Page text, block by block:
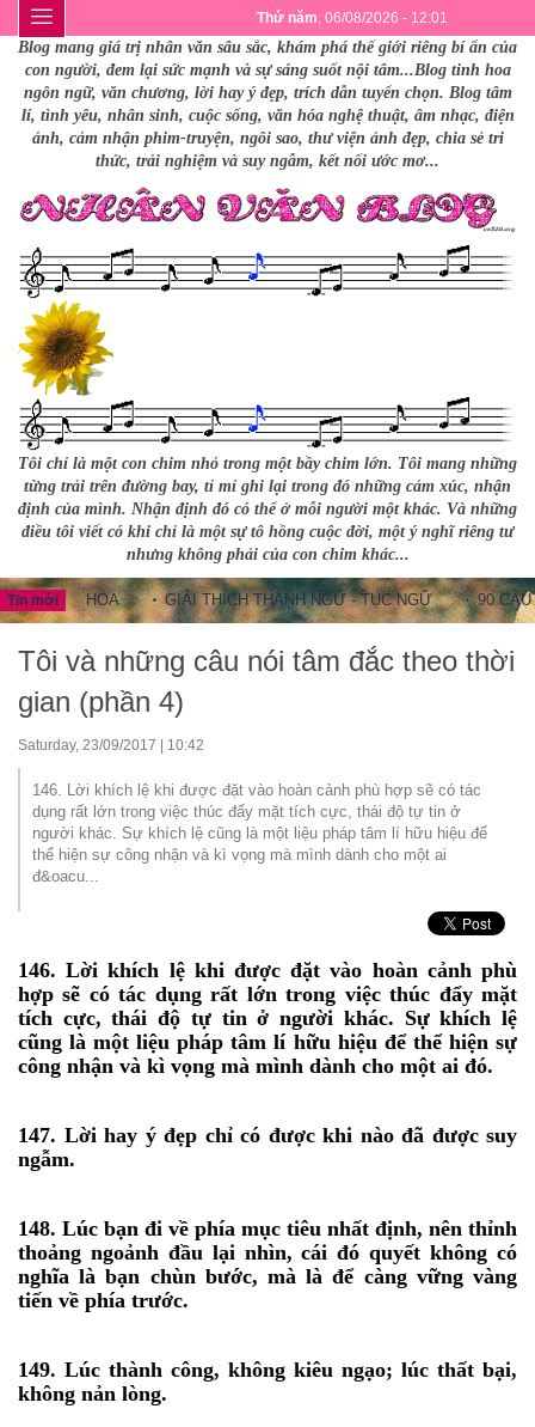
Thứ năm, 06/08/2026 - 12:01
Blog mang giá trị nhân văn sâu sắc, khám phá thế giới riêng bí ẩn của
con người, đem lại sức mạnh và sự sáng suốt nội tâm...Blog tinh hoa
ngôn ngữ, văn chương, lời hay ý đẹp, trích dẫn tuyển chọn. Blog tâm
lí, tình yêu, nhân sinh, cuộc sống, văn hóa nghệ thuật, âm nhạc, điện
ảnh, cảm nhận phim-truyện, ngôi sao, thư viện ảnh đẹp, chia sẻ tri
thức, trải nghiệm và suy ngẫm, kết nối ước mơ...
Tôi chỉ là một con chim nhỏ trong một bầy chim lớn. Tôi mang những
từng trải trên đường bay, tỉ mỉ ghi lại trong đó những cảm xúc, nhận
định của mình. Nhận định đó có thể ở mỗi người một khác. Và những
điều tôi viết có khi chỉ là một sự tô hồng cuộc đời, một ý nghĩ riêng tư
nhưng không phải của con chim khác...
Tin mới
HOA GIẢI THÍCH THÀNH NGỮ - TỤC NGỮ 90 CÂU
Tôi và những câu nói tâm đắc theo thời
gian (phần 4)
Saturday, 23/09/2017 | 10:42
146. Lời khích lệ khi được đặt vào hoàn cảnh phù hợp sẽ có tác
dụng rất lớn trong việc thúc đẩy mặt tích cực, thái độ tự tin ở
người khác. Sự khích lệ cũng là một liệu pháp tâm lí hữu hiệu để
thể hiện sự công nhận và kì vọng mà mình dành cho một ai
đ&oacu...
146. Lời khích lệ khi được đặt vào hoàn cảnh phù
hợp sẽ có tác dụng rất lớn trong việc thúc đẩy mặt
tích cực, thái độ tự tin ở người khác. Sự khích lệ
cũng là một liệu pháp tâm lí hữu hiệu để thể hiện sự
công nhận và kì vọng mà mình dành cho một ai đó.
147. Lời hay ý đẹp chỉ có được khi nào đã được suy
ngẫm.
148. Lúc bạn đi về phía mục tiêu nhất định, nên thỉnh
thoảng ngoảnh đầu lại nhìn, cái đó quyết không có
nghĩa là bạn chùn bước, mà là để càng vững vàng
tiến về phía trước.
149. Lúc thành công, không kiêu ngạo; lúc thất bại,
không nản lòng.